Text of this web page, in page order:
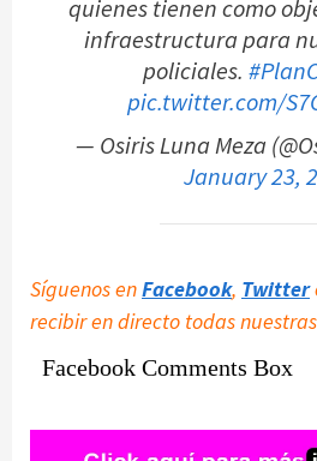
quienes tienen como
infraestructura para
policiales.
pic.twitter.com/
— Osiris Luna Meza
January 23,
Síguenos enFacebook, Twitter
recibir en directo todas
Facebook Comments Box